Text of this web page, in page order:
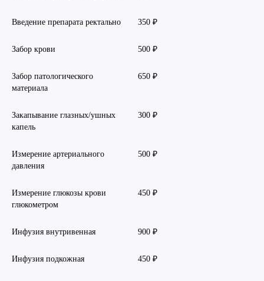
Введение препарата ректально 350 ₽
Забор крови 500 ₽
Забор патологического
материала
650 ₽
Закапывание глазных/ушных
капель
300 ₽
Измерение артериального
давления
500 ₽
Измерение глюкозы крови
глюкометром
450 ₽
Инфузия внутривенная 900 ₽
Инфузия подкожная 450 ₽